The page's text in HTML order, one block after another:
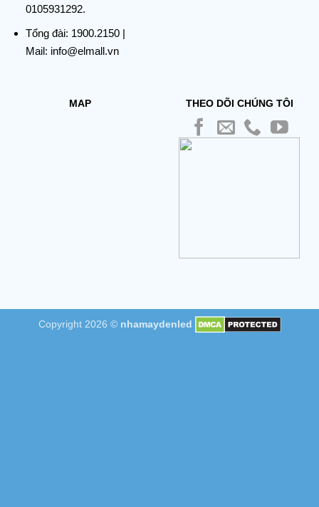
0105931292.
Tổng đài: 1900.2150|
Mail: info@elmall.vn
MAP THEO DÕI CHÚNG TÔI
Copyright 2026 © nhamaydenled